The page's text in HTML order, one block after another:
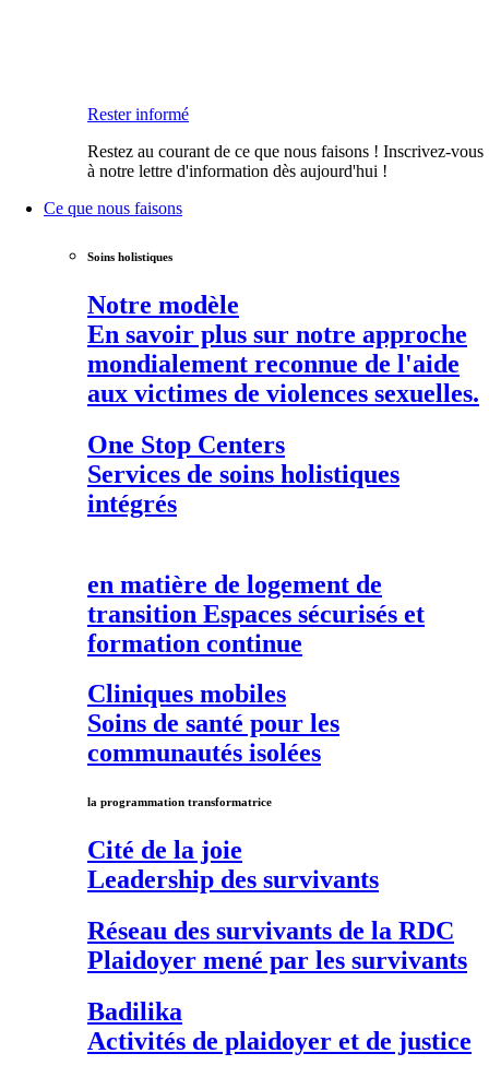
Rester informé
Restez au courant de ce que nous faisons ! Inscrivez-vous
à notre lettre d'information dès aujourd'hui !
Ce que nous faisons
Soins holistiques
Notre modèle
En savoir plus sur notre approche
mondialement reconnue de l'aide
aux victimes de violences sexuelles.
One Stop Centers
Services de soins holistiques
intégrés
en matière de logement de
transition Espaces sécurisés et
formation continue
Cliniques mobiles
Soins de santé pour les
communautés isolées
la programmation transformatrice
Cité de la joie
Leadership des survivants
Réseau des survivants de la RDC
Plaidoyer mené par les survivants
Badilika
Activités de plaidoyer et de justice